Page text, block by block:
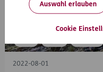
Auswahl erlauben
Cookie
2022-08-01